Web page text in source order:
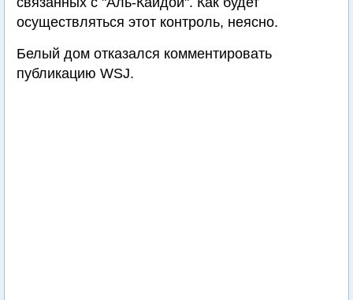
осуществляться этот контроль, неясно.
Белый дом отказался комментировать
публикацию WSJ.